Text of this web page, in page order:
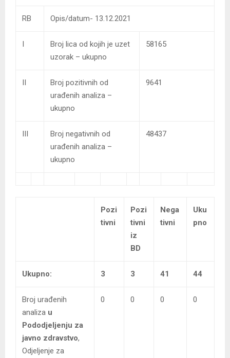
RB Opis/datum- 13.12.2021
I
Broj lica od kojih je uzet
uzorak – ukupno
58165
II
Broj pozitivnih od
urađenih analiza –
ukupno
9641
III
Broj negativnih od
urađenih analiza –
ukupno
48437
Pozi
tivni
Pozi
tivni
iz
BD
Nega
tivni
Uku
pno
Ukupno: 3 3 41 44
Broj urađenih
analiza u
Pododjeljenju za
javno zdravstvo,
Odjeljenje za
0 0 0 0